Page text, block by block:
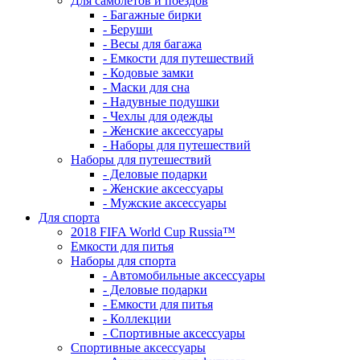
- Багажные бирки
- Беруши
- Весы для багажа
- Емкости для путешествий
- Кодовые замки
- Маски для сна
- Надувные подушки
- Чехлы для одежды
- Женские аксессуары
- Наборы для путешествий
Наборы для путешествий
- Деловые подарки
- Женские аксессуары
- Мужские аксессуары
Для спорта
2018 FIFA World Cup Russia™
Емкости для питья
Наборы для спорта
- Автомобильные аксессуары
- Деловые подарки
- Емкости для питья
- Коллекции
- Спортивные аксессуары
Спортивные аксессуары